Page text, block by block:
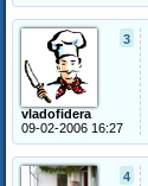
3
vladofidera
09-02-2006 16:27
4